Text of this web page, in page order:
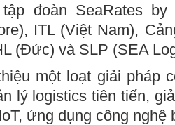
đoàn SeaRates
ITL (Việt Nam),
(Đức) và SLP (SEA
một loạt giải pháp
lý logistics tiên tiến,
ứng dụng công nghệ